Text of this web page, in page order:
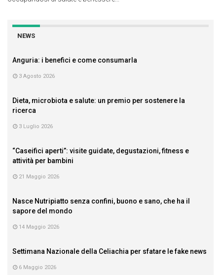
NEWS
Anguria: i benefici e come consumarla
3 Agosto 2026
Dieta, microbiota e salute: un premio per sostenere la
ricerca
3 Luglio 2026
“Caseifici aperti”: visite guidate, degustazioni, fitness e
attività per bambini
21 Maggio 2026
Nasce Nutripiatto senza confini, buono e sano, che ha il
sapore del mondo
14 Maggio 2026
Settimana Nazionale della Celiachia per sfatare le fake news
6 Maggio 2026